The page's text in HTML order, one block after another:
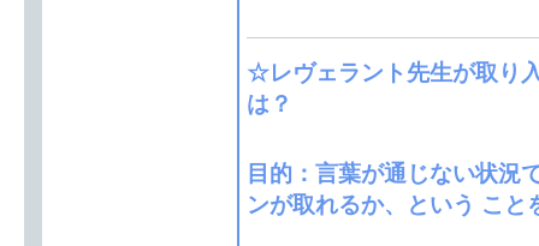
☆レヴェラント先生が取り
は？
目的：言葉が通じない状況
ンが取れるか、という こと